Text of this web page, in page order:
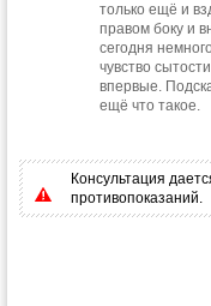
только ещё и
правом боку и
сегодня
чувство
впервые.
ещё что такое.
Консультация
противопоказаний.